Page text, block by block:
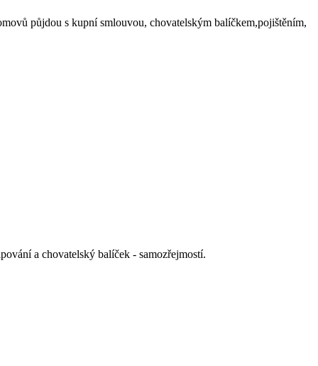
půjdou s kupní smlouvou, chovatelským balíčkem,pojištěním,
a chovatelský balíček - samozřejmostí.